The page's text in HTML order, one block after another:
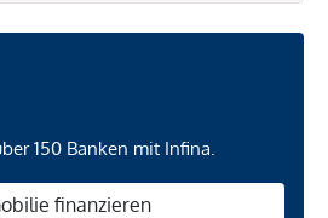
150 Banken mit Infina.
finanzieren